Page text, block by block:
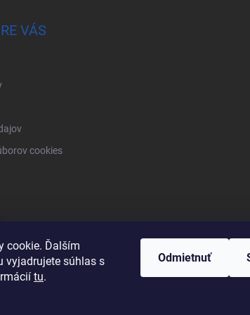
cookie. Ďalším
vyjadrujete súhlas s
tu.
Odmietnuť
VÁS
cookies